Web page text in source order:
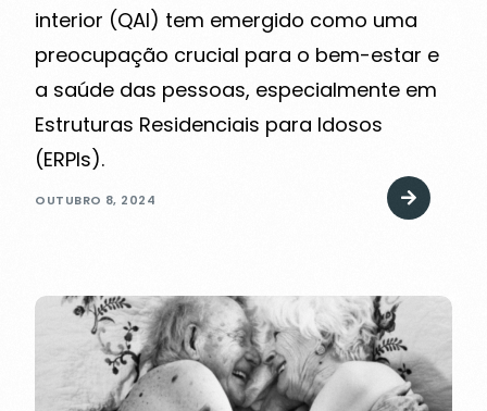
interior (QAI) tem emergido como uma
preocupação crucial para o bem-estar e
a saúde das pessoas, especialmente em
Estruturas Residenciais para Idosos
(ERPIs).
OUTUBRO 8, 2024